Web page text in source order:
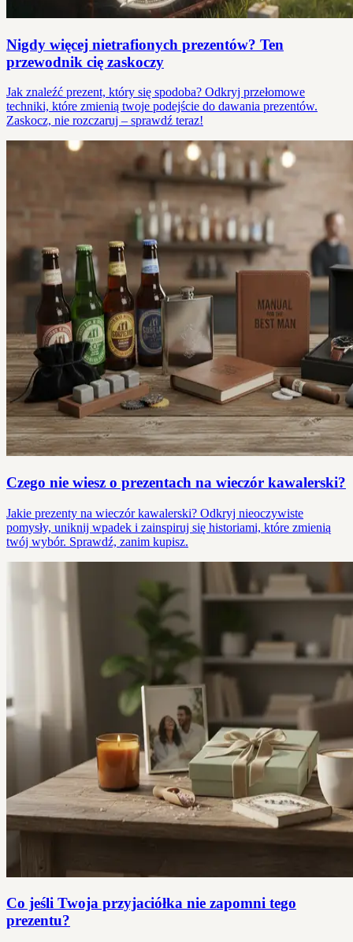
Nigdy więcej nietrafionych prezentów? Ten
przewodnik cię zaskoczy
Jak znaleźć prezent, który się spodoba? Odkryj przełomowe
techniki, które zmienią twoje podejście do dawania prezentów.
Zaskocz, nie rozczaruj – sprawdź teraz!
Czego nie wiesz o prezentach na wieczór kawalerski?
Jakie prezenty na wieczór kawalerski? Odkryj nieoczywiste
pomysły, uniknij wpadek i zainspiruj się historiami, które zmienią
twój wybór. Sprawdź, zanim kupisz.
Co jeśli Twoja przyjaciółka nie zapomni tego
prezentu?